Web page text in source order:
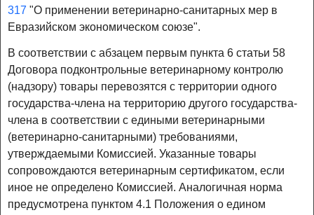
317 "О применении ветеринарно-санитарных мер в
Евразийском экономическом союзе".
В соответствии с абзацем первым пункта 6 статьи 58
Договора подконтрольные ветеринарному контролю
(надзору) товары перевозятся с территории одного
государства-члена на территорию другого государства-
члена в соответствии с едиными ветеринарными
(ветеринарно-санитарными) требованиями,
утверждаемыми Комиссией. Указанные товары
сопровождаются ветеринарным сертификатом, если
иное не определено Комиссией. Аналогичная норма
предусмотрена пунктом 4.1 Положения о едином